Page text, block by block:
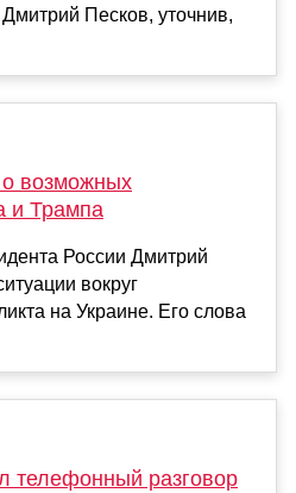
Песков, уточнив,
возможных
и Трампа
России Дмитрий
вокруг
на Украине. Его слова
телефонный разговор